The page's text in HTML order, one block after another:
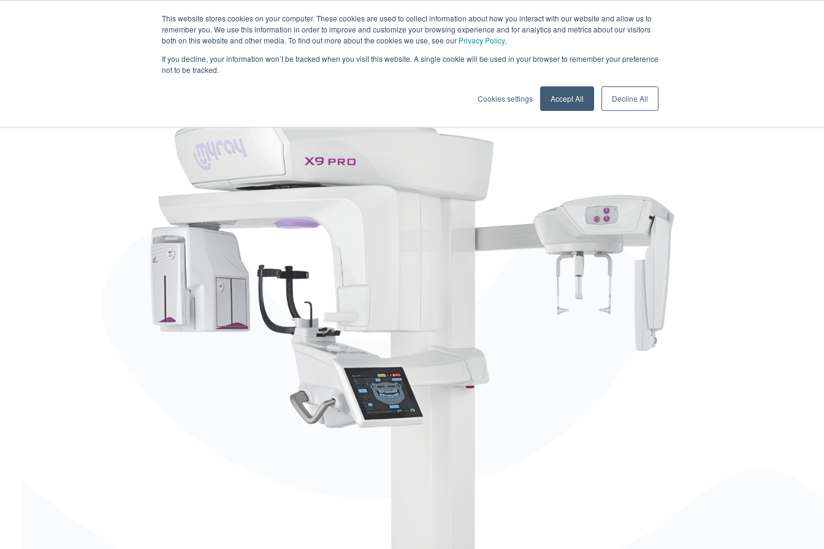
This website stores cookies on your computer. These cookies are used to collect information about how you interact with our website and allow us to
remember you. We use this information in order to improve and customize your browsing experience and for analytics and metrics about our visitors
both on this website and other media. To find out more about the cookies we use, see our Privacy Policy.
If you decline, your information won’t be tracked when you visit this website. A single cookie will be used in your browser to remember your preference
not to be tracked.
Cookies settings Accept All Decline All
Software Neowise Formation Contenus Digital Showroom Réseau de vente